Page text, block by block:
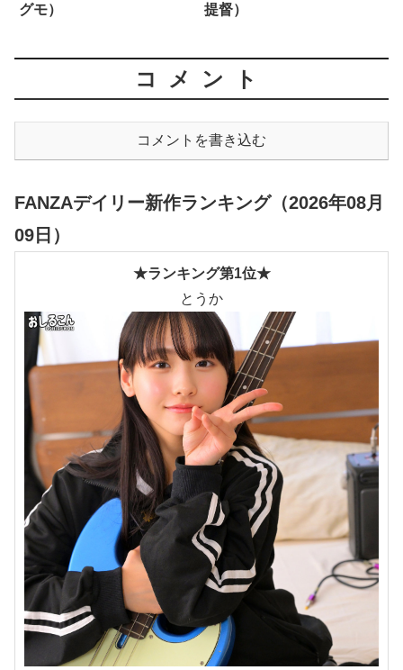
グモ）
提督）
コメント
コメントを書き込む
FANZAデイリー新作ランキング（2026年08月
09日）
★ランキング第1位★
とうか